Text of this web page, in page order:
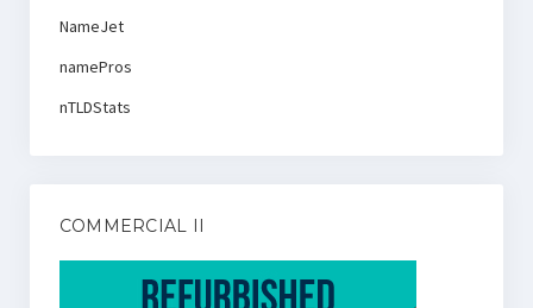
NameJet
namePros
nTLDStats
COMMERCIAL II